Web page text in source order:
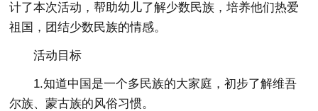
计了本次活动，帮助幼儿了解少数民族，培养他们热爱
祖国，团结少数民族的情感。
活动目标
1.知道中国是一个多民族的大家庭，初步了解维吾
尔族、蒙古族的风俗习惯。